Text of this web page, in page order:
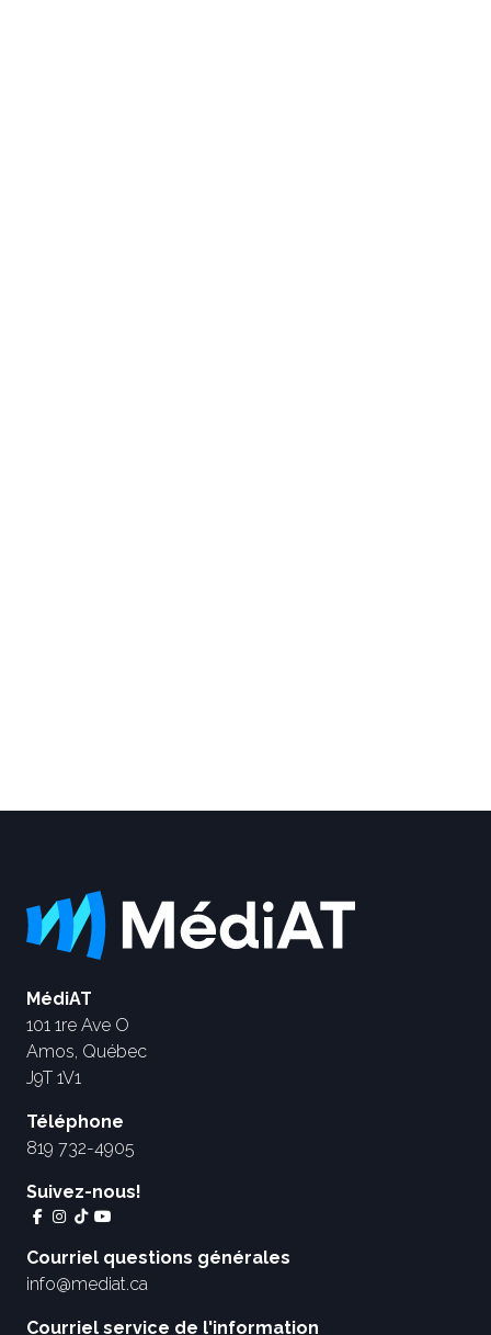
MédiAT
101 1re Ave O
Amos, Québec
J9T 1V1
Téléphone
819 732-4905
Suivez-nous!
Courriel questions générales
info@mediat.ca
Courriel service de l'information